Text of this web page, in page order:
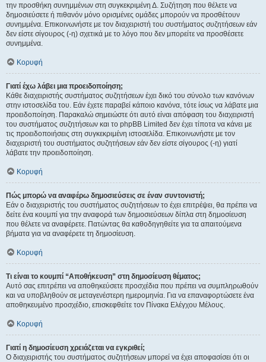
την προσθήκη συνημμένων στη συγκεκριμένη Δ. Συζήτηση που θέλετε να
δημοσιεύσετε ή πιθανόν μόνο ορισμένες ομάδες μπορούν να προσθέτουν
συνημμένα. Επικοινωνήστε με τον διαχειριστή του συστήματος συζητήσεων εάν
δεν είστε σίγουρος (-η) σχετικά με το λόγο που δεν μπορείτε να προσθέσετε
συνημμένα.
Κορυφή
Γιατί έχω λάβει μια προειδοποίηση;
Κάθε διαχειριστής συστήματος συζητήσεων έχει δικό του σύνολο των κανόνων
στην ιστοσελίδα του. Εάν έχετε παραβεί κάποιο κανόνα, τότε ίσως να λάβατε μια
προειδοποίηση. Παρακαλώ σημειώστε ότι αυτό είναι απόφαση του διαχειριστή
του συστήματος συζητήσεων και το phpBB Limited δεν έχει τίποτα να κάνει με
τις προειδοποιήσεις στη συγκεκριμένη ιστοσελίδα. Επικοινωνήστε με τον
διαχειριστή του συστήματος συζητήσεων εάν δεν είστε σίγουρος (-η) γιατί
λάβατε την προειδοποίηση.
Κορυφή
Πώς μπορώ να αναφέρω δημοσιεύσεις σε έναν συντονιστή;
Εάν ο διαχειριστής του συστήματος συζητήσεων το έχει επιτρέψει, θα πρέπει να
δείτε ένα κουμπί για την αναφορά των δημοσιεύσεων δίπλα στη δημοσίευση
που θέλετε να αναφέρετε. Πατώντας θα καθοδηγηθείτε για τα απαιτούμενα
βήματα για να αναφέρετε τη δημοσίευση.
Κορυφή
Τι είναι το κουμπί “Αποθήκευση” στη δημοσίευση θέματος;
Αυτό σας επιτρέπει να αποθηκεύσετε προσχέδια που πρέπει να συμπληρωθούν
και να υποβληθούν σε μεταγενέστερη ημερομηνία. Για να επαναφορτώσετε ένα
αποθηκευμένο προσχέδιο, επισκεφθείτε τον Πίνακα Ελέγχου Μέλους.
Κορυφή
Γιατί η δημοσίευση χρειάζεται να εγκριθεί;
Ο διαχειριστής του συστήματος συζητήσεων μπορεί να έχει αποφασίσει ότι οι